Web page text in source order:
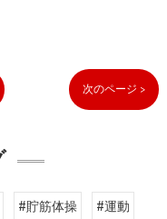
次のページ >
#貯筋体操
#運動